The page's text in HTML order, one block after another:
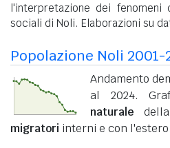
l'interpretazione dei fenomeni
sociali di Noli. Elaborazioni su
Popolazione Noli 2001-
Andamento
al 2024.
naturale
migratori interni e con l'estero.